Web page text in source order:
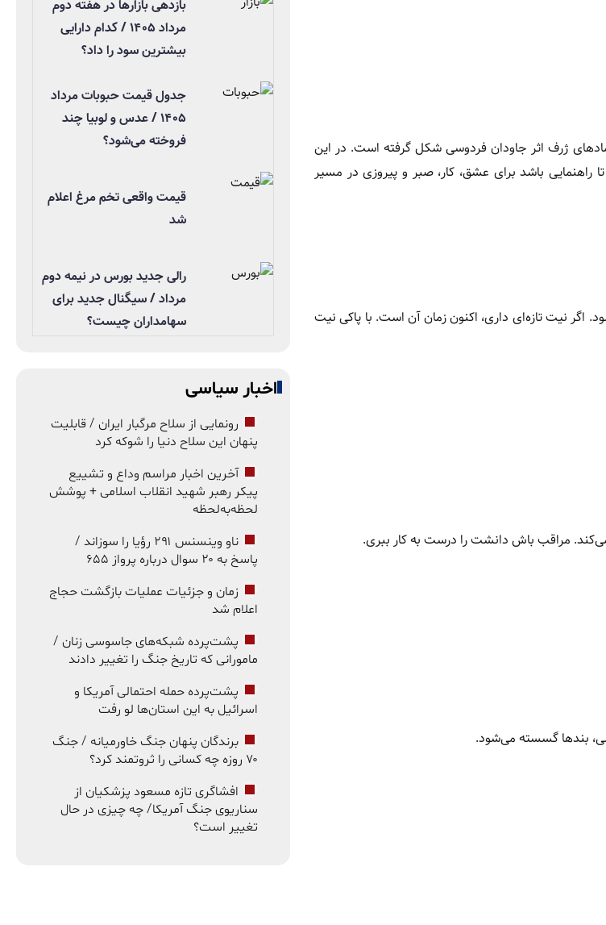
ژرف اثر جاودان فردوسی شکل گرفته است. در این
راهنمایی باشد برای عشق، کار، صبر و پیروزی در مسیر
اگر نیت تازه‌ای داری، اکنون زمان آن است. با پاکی نیت
مراقب باش دانشت را درست به کار ببری.
بندها گسسته می‌شود.
بازدهی بازارها در هفته دوم
مرداد ۱۴۰۵ / کدام دارایی
بیشترین سود را داد؟
جدول قیمت حبوبات مرداد
۱۴۰۵ / عدس و لوبیا چند
فروخته می‌شود؟
قیمت واقعی تخم مرغ اعلام
شد
رالی جدید بورس در نیمه دوم
مرداد / سیگنال جدید برای
سهامداران چیست؟
اخبار سیاسی
رونمایی از سلاح مرگبار ایران / قابلیت
پنهان این سلاح دنیا را شوکه کرد
آخرین اخبار مراسم وداع و تشییع
پیکر رهبر شهید انقلاب اسلامی + پوشش
لحظه‌به‌لحظه
ناو وینسنس ۲۹۱ رؤیا را سوزاند /
پاسخ به ۲۰ سوال درباره پرواز ۶۵۵
زمان و جزئیات عملیات بازگشت حجاج
اعلام شد
پشت‌پرده شبکه‌های جاسوسی زنان /
مامورانی که تاریخ جنگ را تغییر دادند
پشت‌پرده حمله احتمالی آمریکا و
اسرائیل به این استان‌ها لو رفت
برندگان پنهان جنگ خاورمیانه / جنگ
۷۰ روزه چه کسانی را ثروتمند کرد؟
افشاگری تازه مسعود پزشکیان از
سناریوی جنگ آمریکا/ چه چیزی در حال
تغییر است؟